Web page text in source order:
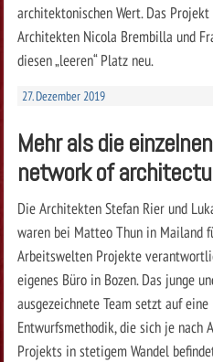
architektonischen Wert. Das
Architekten Nicola Brembilla und
diesen „leeren“ Platz neu.
27. Dezember 2019
Mehr als die
network of
Die Architekten Stefan Rier und
waren bei Matteo Thun in Mailand
Arbeitswelten Projekte
eigenes Büro in Bozen. Das junge
ausgezeichnete Team setzt auf
Entwurfsmethodik, die sich je nach
Projekts in stetigem Wandel